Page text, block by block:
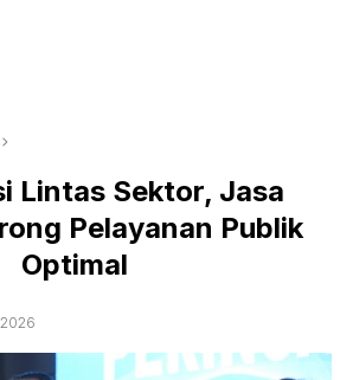
Lintas Sektor, Jasa
Pelayanan Publik
Optimal